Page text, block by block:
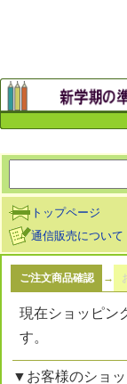
トップページ
通信販売について
ご注文商品確認 →
現在ショッピン
す。
▼お客様のショッ